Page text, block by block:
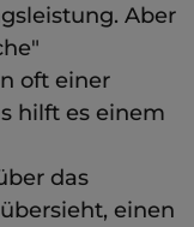
Aber
oft einer
hilft es einem
das
einen